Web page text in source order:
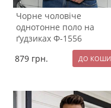
Чорне чоловіче
однотонне поло на
ґудзиках Ф-1556
879 грн.